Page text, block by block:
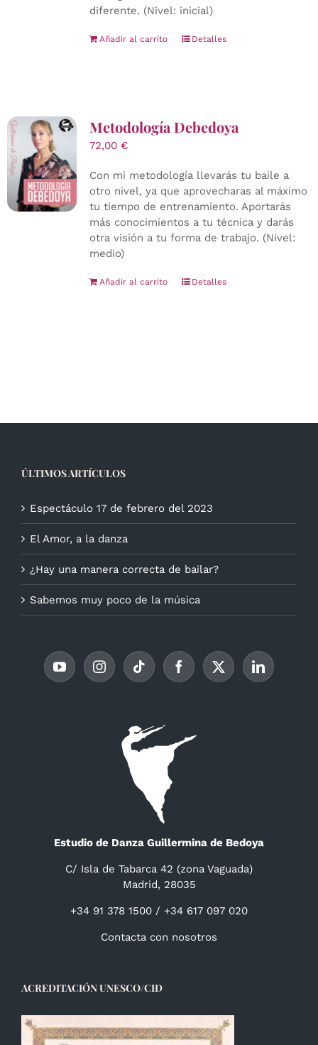
diferente. (Nivel: inicial)
Añadir al carrito Detalles
Metodología Debedoya
72,00 €
Con mi metodología llevarás tu baile a
otro nivel, ya que aprovecharas al máximo
tu tiempo de entrenamiento. Aportarás
más conocimientos a tu técnica y darás
otra visión a tu forma de trabajo. (Nivel:
medio)
Añadir al carrito Detalles
ÚLTIMOS ARTÍCULOS
Espectáculo 17 de febrero del 2023
El Amor, a la danza
¿Hay una manera correcta de bailar?
Sabemos muy poco de la música
Estudio de Danza Guillermina de Bedoya
C/ Isla de Tabarca 42 (zona Vaguada)
Madrid, 28035
+34 91 378 1500 / +34 617 097 020
Contacta con nosotros
ACREDITACIÓN UNESCO/CID